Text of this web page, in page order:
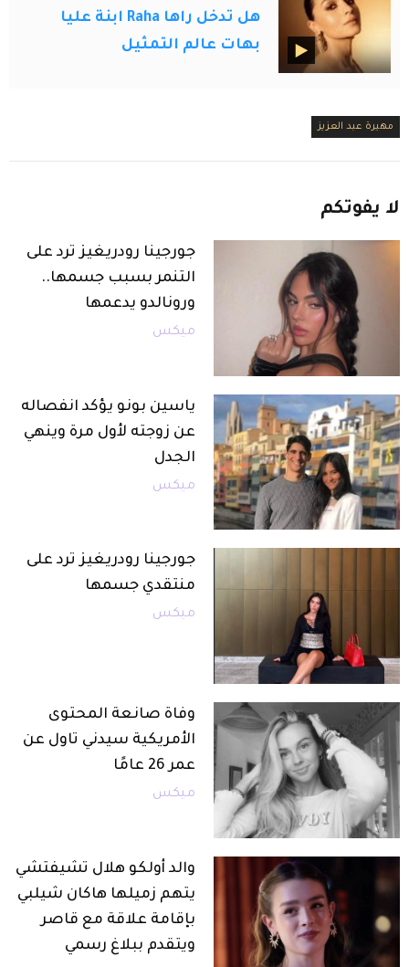
هل تدخل راها Raha ابنة عليا
بهات عالم التمثيل
مهيرة عبد العزيز
لا يفوتكم
جورجينا رودريغيز ترد على
التنمر بسبب جسمها..
ورونالدو يدعمها
ميكس
ياسين بونو يؤكد انفصاله
عن زوجته لأول مرة وينهي
الجدل
ميكس
جورجينا رودريغيز ترد على
منتقدي جسمها
ميكس
وفاة صانعة المحتوى
الأمريكية سيدني تاول عن
عمر 26 عامًا
ميكس
والد أولكو هلال تشيفتشي
يتهم زميلها هاكان شيلبي
بإقامة علاقة مع قاصر
ويتقدم ببلاغ رسمي